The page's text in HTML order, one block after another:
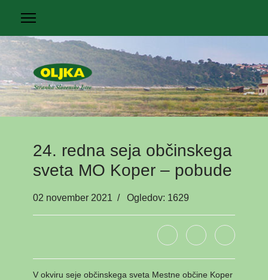
24. redna seja občinskega
sveta MO Koper – pobude
02 november 2021 Ogledov: 1629
V okviru seje občinskega sveta Mestne občine Koper